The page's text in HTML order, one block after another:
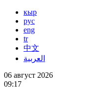
кыр
рус
eng
tr
中文
العربية
06 август 2026
09:17